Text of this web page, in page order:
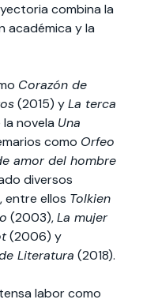
combina la
académica y la
Corazón de
(2015) yLa terca
novela Una
como Orfeo
amor del hombre
diversos
entre ellos Tolkien
(2003),La mujer
(2006) y
Literatura (2018).
labor como